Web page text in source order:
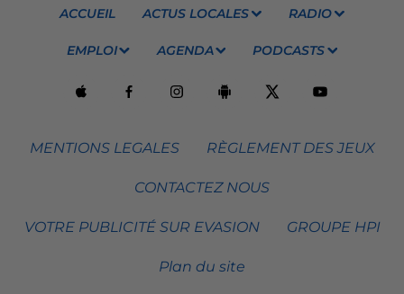
ACCUEIL ACTUS LOCALES RADIO
EMPLOI AGENDA PODCASTS
MENTIONS LEGALES RÈGLEMENT DES JEUX
CONTACTEZ NOUS
VOTRE PUBLICITÉ SUR EVASION GROUPE HPI
Plan du site